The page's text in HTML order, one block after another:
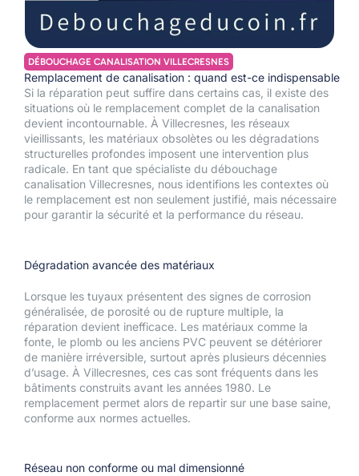
DÉBOUCHAGE CANALISATION VILLECRESNES
Remplacement de canalisation : quand est-ce indispensable
Si la réparation peut suffire dans certains cas, il existe des
situations où le remplacement complet de la canalisation
devient incontournable. À Villecresnes, les réseaux
vieillissants, les matériaux obsolètes ou les dégradations
structurelles profondes imposent une intervention plus
radicale. En tant que spécialiste du débouchage
canalisation Villecresnes, nous identifions les contextes où
le remplacement est non seulement justifié, mais nécessaire
pour garantir la sécurité et la performance du réseau.
Dégradation avancée des matériaux
Lorsque les tuyaux présentent des signes de corrosion
généralisée, de porosité ou de rupture multiple, la
réparation devient inefficace. Les matériaux comme la
fonte, le plomb ou les anciens PVC peuvent se détériorer
de manière irréversible, surtout après plusieurs décennies
d’usage. À Villecresnes, ces cas sont fréquents dans les
bâtiments construits avant les années 1980. Le
remplacement permet alors de repartir sur une base saine,
conforme aux normes actuelles.
Réseau non conforme ou mal dimensionné